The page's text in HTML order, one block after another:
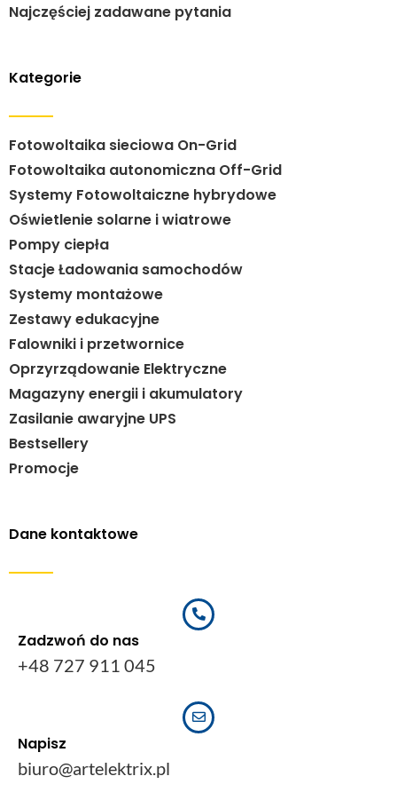
Najczęściej zadawane pytania
Kategorie
Fotowoltaika sieciowa On-Grid
Fotowoltaika autonomiczna Off-Grid
Systemy Fotowoltaiczne hybrydowe
Oświetlenie solarne i wiatrowe
Pompy ciepła
Stacje Ładowania samochodów
Systemy montażowe
Zestawy edukacyjne
Falowniki i przetwornice
Oprzyrządowanie Elektryczne
Magazyny energii i akumulatory
Zasilanie awaryjne UPS
Bestsellery
Promocje
Dane kontaktowe
Zadzwoń do nas
+48 727 911 045
Napisz
biuro@artelektrix.pl